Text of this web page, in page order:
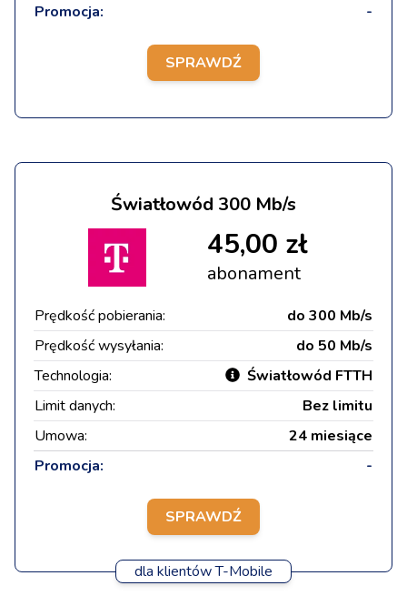
Promocja:
-
SPRAWDŹ
Światłowód 300 Mb/s
45,00 zł
abonament
Prędkość pobierania:
do 300 Mb/s
Prędkość wysyłania:
do 50 Mb/s
Technologia:
Światłowód FTTH
Limit danych:
Bez limitu
Umowa:
24 miesiące
Promocja:
-
SPRAWDŹ
dla klientów T-Mobile